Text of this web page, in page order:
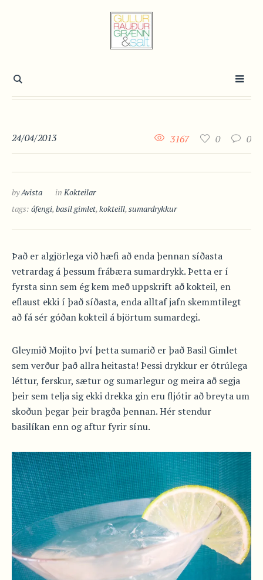
24/04/2013 0
0
3167
byAvista in Kokteilar
tags: áfengi,basil gimlet,kokteill,sumardrykkur
Það er algjörlega við hæfi að enda þennan síðasta
vetrardag á þessum frábæra sumardrykk. Þetta er í
fyrsta sinn sem ég kem með uppskrift að kokteil, en
eflaust ekki í það síðasta, enda alltaf jafn skemmtilegt
að fá sér góðan kokteil á björtum sumardegi.
Gleymið Mojito því þetta sumarið er það Basil Gimlet
sem verður það allra heitasta! Þessi drykkur er ótrúlega
léttur, ferskur, sætur og sumarlegur og meira að segja
þeir sem telja sig ekki drekka gin eru fljótir að breyta um
skoðun þegar þeir bragða þennan. Hér stendur
basilíkan enn og aftur fyrir sínu.